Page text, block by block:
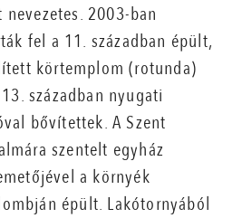
2003-ban
fel a 11. században épült,
körtemplom (rotunda)
században nyugati
bővítettek. A Szent
szentelt egyház
a környék
épült. Lakótornyából